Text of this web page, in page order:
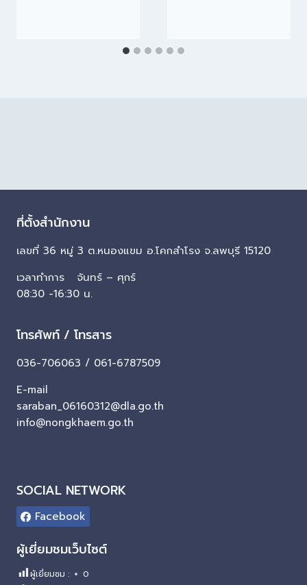
ที่ตั้งสำนักงาน
เลขที่ 36 หมู่ 3 ต.หนองแขม อ.โคกสำโรง จ.ลพบุรี 15120
เวลาทำการ จันทร์ – ศุกร์
08:30 -16:30 น.
โทรศัพท์ / โทรสาร
036-706063 / 061-6787509
E-mail
saraban_06160312@dla.go.th
info@nongkhaem.go.th
SOCIAL NETWORK
Facebook
ผู้เยี่ยมชมเว็บไซต์
ผู้เยี่ยมชม : 0